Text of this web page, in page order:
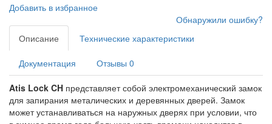
Добавить в избранное
Обнаружили ошибку?
Описание
Технические характеристики
Документация Отзывы 0
Atis Lock CH представляет собой электромеханический замок
для запирания металических и деревянных дверей. Замок
может устанавливаться на наружных дверях при условии, что